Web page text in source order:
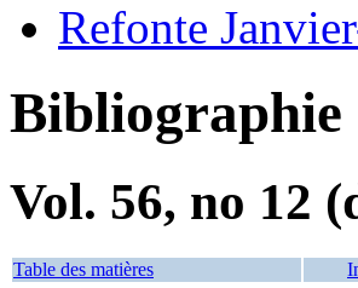
Refonte
Bibliographie
Vol. 56, no 12
Table des matières